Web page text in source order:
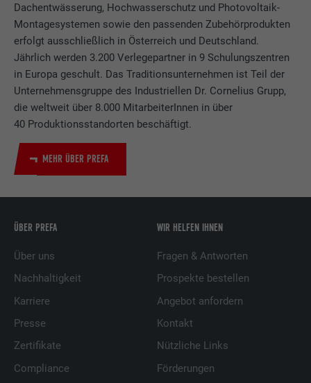
Dachentwässerung, Hochwasserschutz und Photovoltaik-
Montagesystemen sowie den passenden Zubehörprodukten
erfolgt ausschließlich in Österreich und Deutschland.
Jährlich werden 3.200 Verlegepartner in 9 Schulungszentren
in Europa geschult. Das Traditionsunternehmen ist Teil der
Unternehmensgruppe des Industriellen Dr. Cornelius Grupp,
die weltweit über 8.000 MitarbeiterInnen in über
40 Produktionsstandorten beschäftigt.
MEHR ÜBER PREFA
ÜBER PREFA
Über uns
Nachhaltigkeit
Karriere
Presse
Zertifikate
Compliance
WIR HELFEN IHNEN
Fragen & Antworten
Prospekte bestellen
Angebot anfordern
Kontakt
Nützliche Links
Förderungen